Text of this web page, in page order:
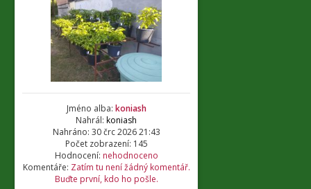
Jméno alba: koniash
Nahrál: koniash
Nahráno: 30 črc 2026 21:43
Počet zobrazení: 145
Hodnocení: nehodnoceno
Komentáře: Zatím tu není žádný komentář.
Buďte první, kdo ho pošle.